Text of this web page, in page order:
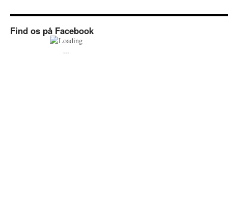
Find os på Facebook